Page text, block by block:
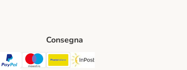
Payment Method
Payment Method
Postepay. Payment Method
con PayPal. Payment Method
Paga con Maestro. Payment Method
Consegna
Poste Italiane. Shipping Method